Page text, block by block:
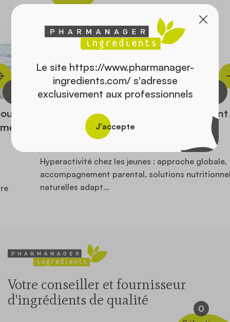
0
Hyperactivité et agitation chez l’enfant :
quelle approche naturelle ?
Hyperactivité chez les jeunes : approche globale,
accompagnement parental, solutions nutritionnelles et
naturelles adapt…
Votre conseiller et fournisseur
d'ingrédients de qualité
Le site https://www.pharmanager-
ingredients.com/ s'adresse
exclusivement aux professionnels
J'accepte